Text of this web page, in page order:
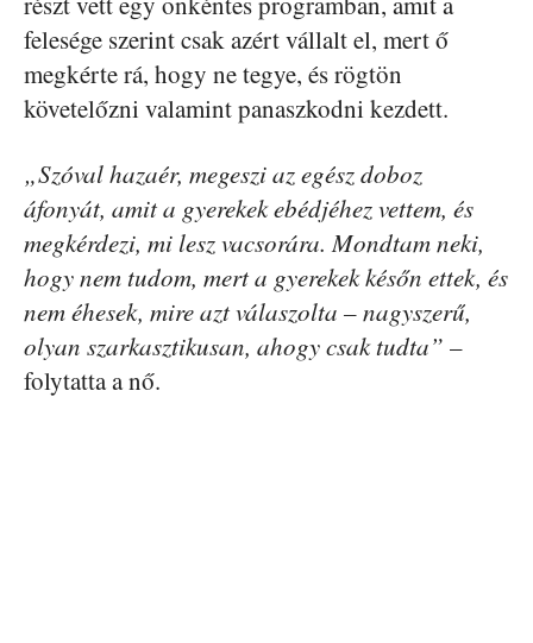
felesége szerint csak azért vállalt el, mert ő
megkérte rá, hogy ne tegye, és rögtön
követelőzni valamint panaszkodni kezdett.
„Szóval hazaér, megeszi az egész doboz
áfonyát, amit a gyerekek ebédjéhez vettem, és
megkérdezi, mi lesz vacsorára. Mondtam neki,
hogy nem tudom, mert a gyerekek későn ettek, és
nem éhesek, mire azt válaszolta – nagyszerű,
olyan szarkasztikusan, ahogy csak tudta” –
folytatta a nő.